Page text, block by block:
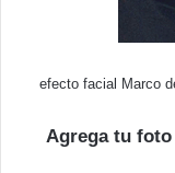
efecto facial Marco
Agrega tu foto